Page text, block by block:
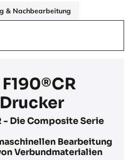
& Nachbearbeitung
- Die Composite Serie
Bearbeitung
Verbundmaterialien